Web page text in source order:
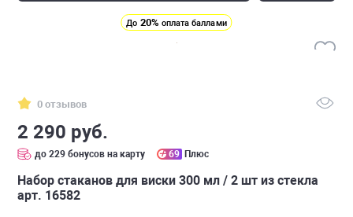
До 20% оплата баллами
0 отзывов
2 290 руб.
до 229 бонусов на карту 69 Плюс
Набор стаканов для виски 300 мл / 2 шт из стекла
арт. 16582